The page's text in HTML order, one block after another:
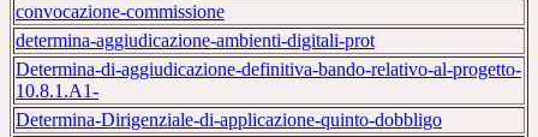
convocazione-commissione
determina-aggiudicazione-ambienti-digitali-prot
Determina-di-aggiudicazione-definitiva-bando-relativo-al-progetto-
10.8.1.A1-
Determina-Dirigenziale-di-applicazione-quinto-dobbligo